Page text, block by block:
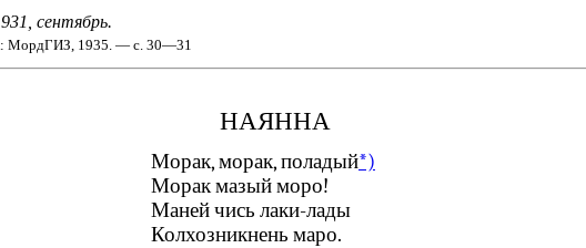
сентябрь.
МордГИЗ, 1935. — с. 30—31
НАЯННА
Морак, морак, поладый*)
Морак мазый моро!
Маней чись лаки-лады
Колхозникнень маро.